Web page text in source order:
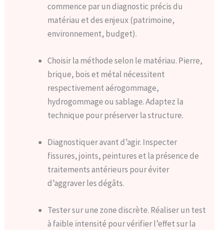
commence par un diagnostic précis du
matériau et des enjeux (patrimoine,
environnement, budget).
Choisir la méthode selon le matériau. Pierre,
brique, bois et métal nécessitent
respectivement aérogommage,
hydrogommage ou sablage. Adaptez la
technique pour préserver la structure.
Diagnostiquer avant d’agir. Inspecter
fissures, joints, peintures et la présence de
traitements antérieurs pour éviter
d’aggraver les dégâts.
Tester sur une zone discrète. Réaliser un test
à faible intensité pour vérifier l’effet sur la